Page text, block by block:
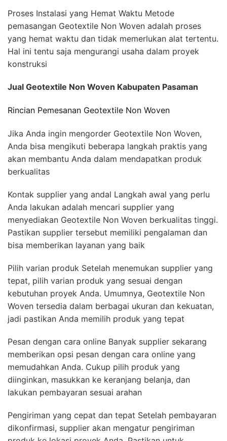
Proses Instalasi yang Hemat Waktu Metode
pemasangan Geotextile Non Woven adalah proses
yang hemat waktu dan tidak memerlukan alat tertentu.
Hal ini tentu saja mengurangi usaha dalam proyek
konstruksi
Jual Geotextile Non Woven Kabupaten Pasaman
Rincian Pemesanan Geotextile Non Woven
Jika Anda ingin mengorder Geotextile Non Woven,
Anda bisa mengikuti beberapa langkah praktis yang
akan membantu Anda dalam mendapatkan produk
berkualitas
Kontak supplier yang andal Langkah awal yang perlu
Anda lakukan adalah mencari supplier yang
menyediakan Geotextile Non Woven berkualitas tinggi.
Pastikan supplier tersebut memiliki pengalaman dan
bisa memberikan layanan yang baik
Pilih varian produk Setelah menemukan supplier yang
tepat, pilih varian produk yang sesuai dengan
kebutuhan proyek Anda. Umumnya, Geotextile Non
Woven tersedia dalam berbagai ukuran dan kekuatan,
jadi pastikan Anda memilih produk yang tepat
Pesan dengan cara online Banyak supplier sekarang
memberikan opsi pesan dengan cara online yang
memudahkan Anda. Cukup pilih produk yang
diinginkan, masukkan ke keranjang belanja, dan
lakukan pembayaran sesuai arahan
Pengiriman yang cepat dan tepat Setelah pembayaran
dikonfirmasi, supplier akan mengatur pengiriman